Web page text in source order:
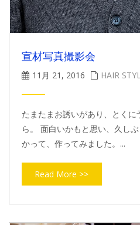
宣材写真撮影会
11月 21, 2016 HAIR
たまたまお誘いがあり、とく
ら。 面白いかもと思い、久し
かって、作ってみました。...
Read More >>